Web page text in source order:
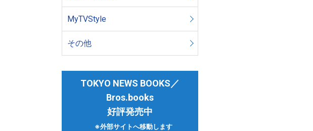
MyTVStyle
その他
TOKYO NEWS BOOKS／
Bros.books
好評発売中
※外部サイトへ移動します